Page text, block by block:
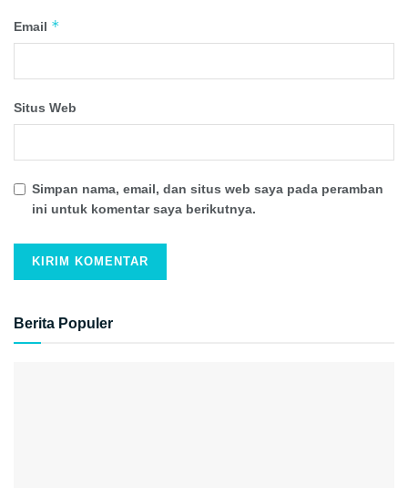
Email *
Situs Web
Simpan nama, email, dan situs web saya pada peramban
ini untuk komentar saya berikutnya.
Berita Populer